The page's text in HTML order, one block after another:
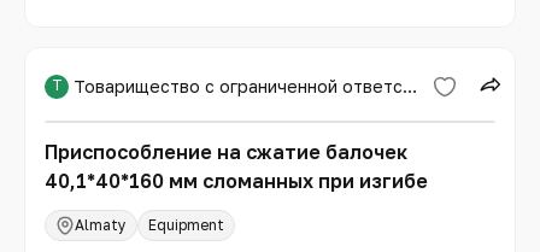
Т Товарищество с ограниченной ответственностью «Международная образовательная корпорация»
Приспособление на сжатие балочек
40,1*40*160 мм сломанных при изгибе
Almaty Equipment